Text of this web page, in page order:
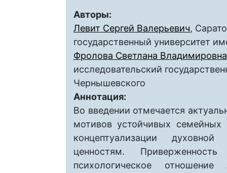
Авторы:
Левит Сергей Валерьевич,
государственный университет
Фролова Светлана Владимировна
исследовательский
Чернышевского
Аннотация:
Во введении отмечается
мотивов устойчивых
концептуализации
ценностям.
психологическое